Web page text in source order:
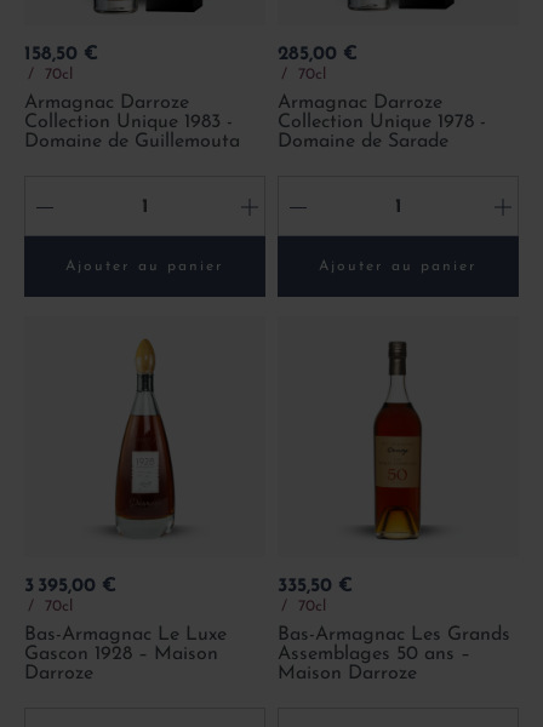
Prix
158,50 €
70cl
Armagnac Darroze
Collection Unique 1983 -
Domaine de Guillemouta
- +
Ajouter au panier
Prix
285,00 €
70cl
Armagnac Darroze
Collection Unique 1978 -
Domaine de Sarade
- +
Ajouter au panier
Prix
3 395,00 €
70cl
Bas-Armagnac Le Luxe
Gascon 1928 – Maison
Darroze
Prix
335,50 €
70cl
Bas-Armagnac Les Grands
Assemblages 50 ans –
Maison Darroze